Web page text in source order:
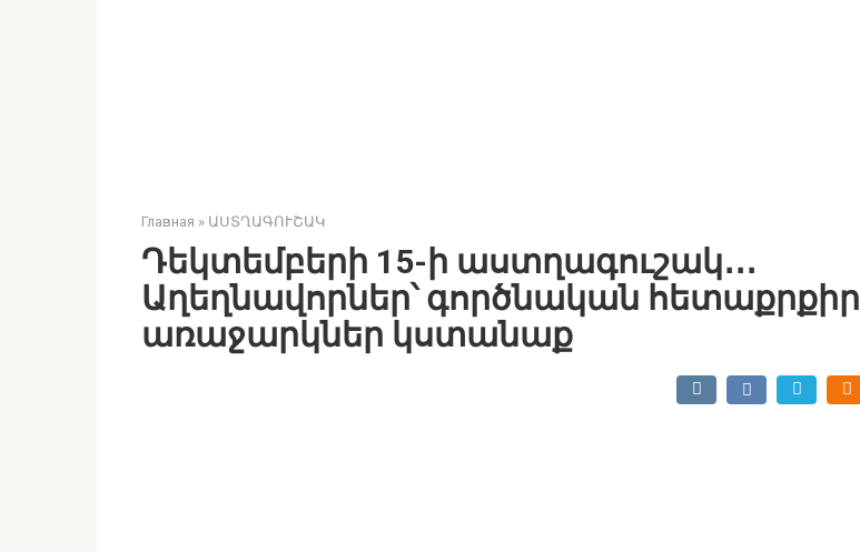
Главная » ԱՍՏՂԱԳՈՒՇԱԿ
Դեկտեմբերի 15-ի աստղագուշակ․․․
Աղեղնավորներ՝ գործնական հետաքրքիր
առաջարկներ կստանաք